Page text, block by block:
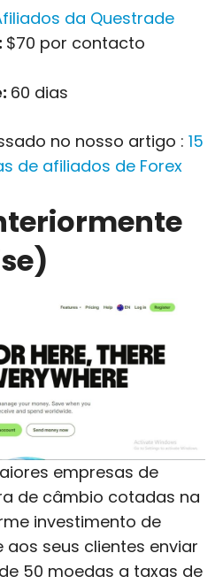
da Questrade
$70 por contacto
60 dias
no nosso artigo : 15
de afiliados de Forex
empresas de
de câmbio cotadas na
investimento de
seus clientes enviar
50 moedas a taxas de